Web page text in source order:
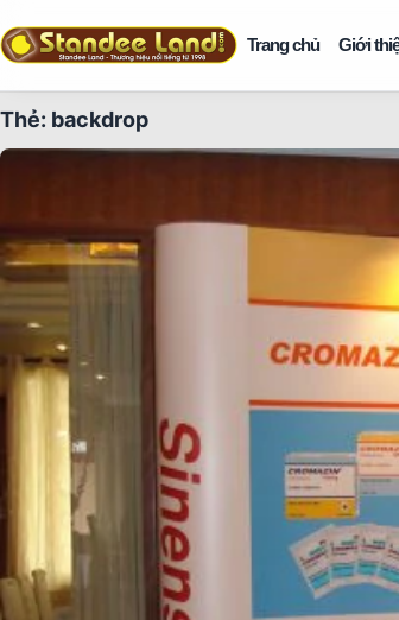
Trang chủ Giới
Thẻ: backdrop